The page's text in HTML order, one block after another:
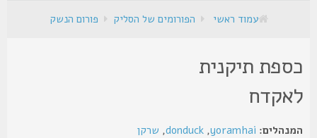
עמוד ראשי הפורומים של הסליק פורום הנשק
תיקנית
yoramhai
,
donduck
,שרקן